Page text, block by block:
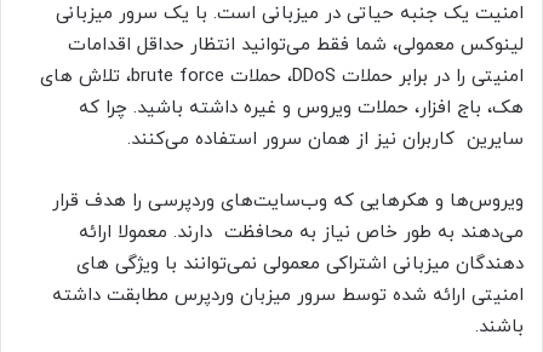
امنیت یک جنبه حیاتی در میزبانی است. با یک سرور میزبانی
لینوکس معمولی، شما فقط می‌توانید انتظار حداقل اقدامات
امنیتی را در برابر حملات DDoS، حملات brute force، تلاش های
هک، باج افزار، حملات ویروس و غیره داشته باشید. چرا که
سایرین کاربران نیز از همان سرور استفاده می‌کنند.
ویروس‌ها و هکرهایی که وب‌سایت‌های وردپرسی را هدف قرار
می‌دهند به طور خاص نیاز به محافظت دارند. معمولا ارائه
دهندگان میزبانی اشتراکی معمولی نمی‌توانند با ویژگی های
امنیتی ارائه شده توسط سرور میزبان وردپرس مطابقت داشته
باشند.